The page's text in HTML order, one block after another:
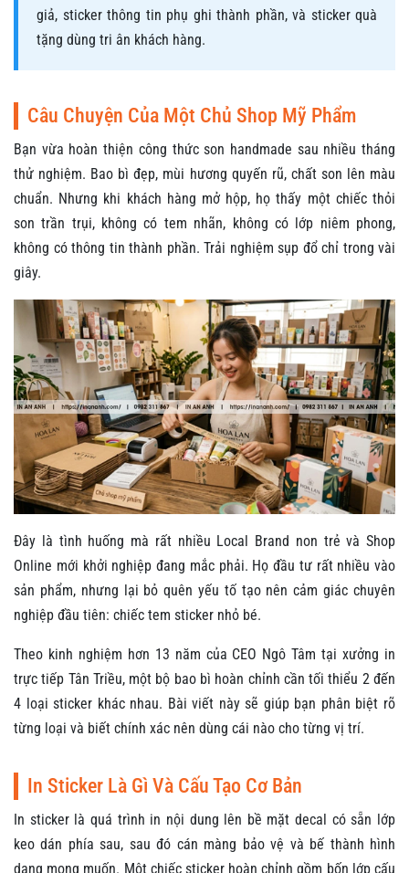
giả, sticker thông tin phụ ghi thành phần, và sticker quà
tặng dùng tri ân khách hàng.
Câu Chuyện Của Một Chủ Shop Mỹ Phẩm
Bạn vừa hoàn thiện công thức son handmade sau nhiều tháng
thử nghiệm. Bao bì đẹp, mùi hương quyến rũ, chất son lên màu
chuẩn. Nhưng khi khách hàng mở hộp, họ thấy một chiếc thỏi
son trần trụi, không có tem nhãn, không có lớp niêm phong,
không có thông tin thành phần. Trải nghiệm sụp đổ chỉ trong vài
giây.
Đây là tình huống mà rất nhiều Local Brand non trẻ và Shop
Online mới khởi nghiệp đang mắc phải. Họ đầu tư rất nhiều vào
sản phẩm, nhưng lại bỏ quên yếu tố tạo nên cảm giác chuyên
nghiệp đầu tiên: chiếc tem sticker nhỏ bé.
Theo kinh nghiệm hơn 13 năm của CEO Ngô Tâm tại xưởng in
trực tiếp Tân Triều, một bộ bao bì hoàn chỉnh cần tối thiểu 2 đến
4 loại sticker khác nhau. Bài viết này sẽ giúp bạn phân biệt rõ
từng loại và biết chính xác nên dùng cái nào cho từng vị trí.
In Sticker Là Gì Và Cấu Tạo Cơ Bản
In sticker là quá trình in nội dung lên bề mặt decal có sẵn lớp
keo dán phía sau, sau đó cán màng bảo vệ và bế thành hình
dạng mong muốn. Một chiếc sticker hoàn chỉnh gồm bốn lớp cấu